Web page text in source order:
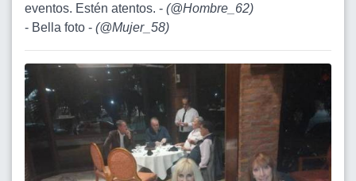
eventos. Estén atentos. - (@Hombre_62)
- Bella foto - (@Mujer_58)